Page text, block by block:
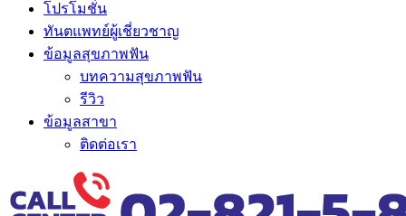
โปรโมชั่น
ทันตแพทย์ผู้เชี่ยวชาญ
ข้อมูลสุขภาพฟัน
บทความสุขภาพฟัน
รีวิว
ข้อมูลสาขา
ติดต่อเรา